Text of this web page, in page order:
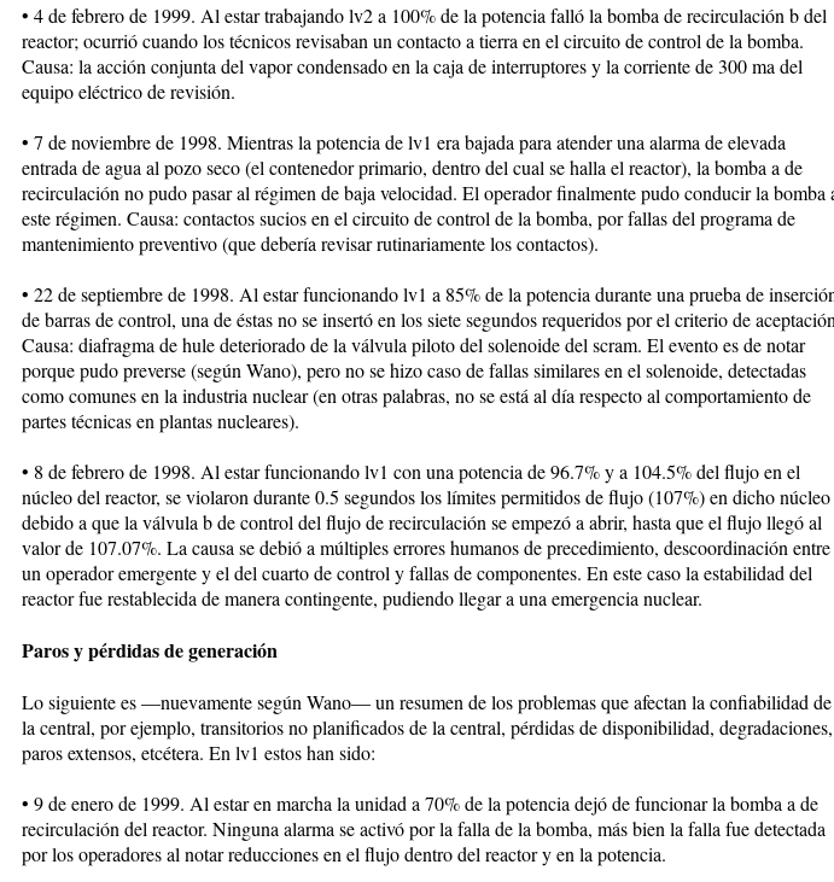
• 4 de febrero de 1999. Al estar trabajando lv2 a 100% de la potencia falló la bomba de recirculación b del
reactor; ocurrió cuando los técnicos revisaban un contacto a tierra en el circuito de control de la bomba.
Causa: la acción conjunta del vapor condensado en la caja de interruptores y la corriente de 300 ma del
equipo eléctrico de revisión.
• 7 de noviembre de 1998. Mientras la potencia de lv1 era bajada para atender una alarma de elevada
entrada de agua al pozo seco (el contenedor primario, dentro del cual se halla el reactor), la bomba a de
recirculación no pudo pasar al régimen de baja velocidad. El operador finalmente pudo conducir la bomba
este régimen. Causa: contactos sucios en el circuito de control de la bomba, por fallas del programa de
mantenimiento preventivo (que debería revisar rutinariamente los contactos).
• 22 de septiembre de 1998. Al estar funcionando lv1 a 85% de la potencia durante una prueba de
de barras de control, una de éstas no se insertó en los siete segundos requeridos por el criterio de
Causa: diafragma de hule deteriorado de la válvula piloto del solenoide del scram. El evento es de notar
porque pudo preverse (según Wano), pero no se hizo caso de fallas similares en el solenoide, detectadas
como comunes en la industria nuclear (en otras palabras, no se está al día respecto al comportamiento de
partes técnicas en plantas nucleares).
• 8 de febrero de 1998. Al estar funcionando lv1 con una potencia de 96.7% y a 104.5% del flujo en el
núcleo del reactor, se violaron durante 0.5 segundos los límites permitidos de flujo (107%) en dicho núcleo
debido a que la válvula b de control del flujo de recirculación se empezó a abrir, hasta que el flujo llegó al
valor de 107.07%. La causa se debió a múltiples errores humanos de precedimiento, descoordinación entre
un operador emergente y el del cuarto de control y fallas de componentes. En este caso la estabilidad del
reactor fue restablecida de manera contingente, pudiendo llegar a una emergencia nuclear.
Paros y pérdidas de generación
Lo siguiente es —nuevamente según Wano— un resumen de los problemas que afectan la confiabilidad de
la central, por ejemplo, transitorios no planificados de la central, pérdidas de disponibilidad, degradaciones,
paros extensos, etcétera. En lv1 estos han sido:
• 9 de enero de 1999. Al estar en marcha la unidad a 70% de la potencia dejó de funcionar la bomba a de
recirculación del reactor. Ninguna alarma se activó por la falla de la bomba, más bien la falla fue detectada
por los operadores al notar reducciones en el flujo dentro del reactor y en la potencia.